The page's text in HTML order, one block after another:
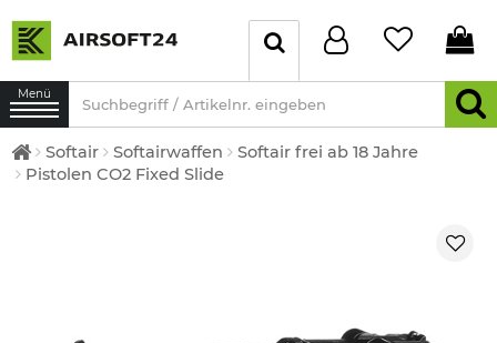
Menü
Softair Softairwaffen
Softair frei ab 18 Jahre
Pistolen CO2 Fixed Slide